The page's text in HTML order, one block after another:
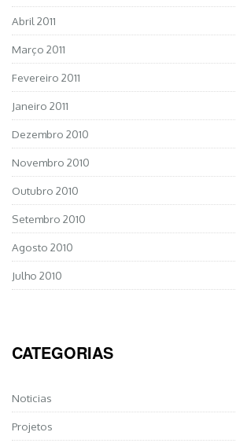
Abril 2011
Março 2011
Fevereiro 2011
Janeiro 2011
Dezembro 2010
Novembro 2010
Outubro 2010
Setembro 2010
Agosto 2010
Julho 2010
CATEGORIAS
Noticias
Projetos